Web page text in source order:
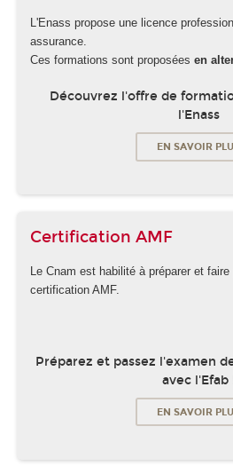
L'Enass propose une licence
assurance.
Ces formations sont proposées en
Découvrez l'offre de
l'Enass
EN SAVOIR
Certification AMF
Le Cnam est habilité à préparer et
certification AMF.
Préparez et passez l'examen
avec l'Efab
EN SAVOIR